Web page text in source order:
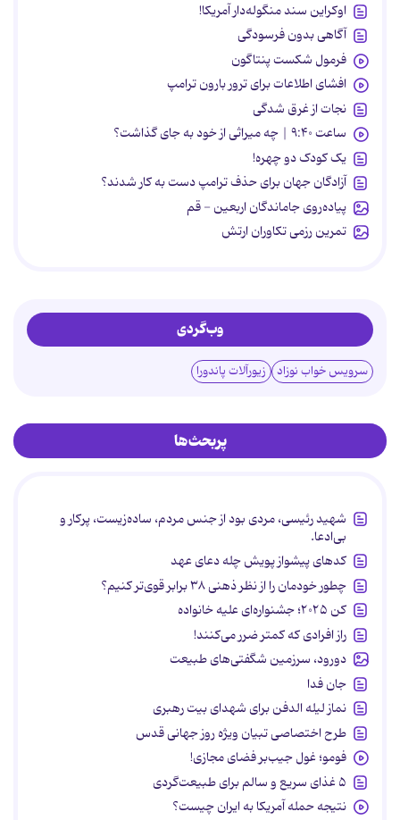
اوکراین سند منگوله‌دار آمریکا!
آگاهی بدون فرسودگی
فرمول شکست پنتاگون
افشای اطلاعات برای ترور بارون ترامپ
نجات از غرق شدگی
ساعت ۹:۴۰ | چه میراثی از خود به جای گذاشت؟
یک کودک دو چهره!
آزادگان جهان برای حذف ترامپ دست به کار شدند؟
پیاده‌روی جاماندگان اربعین - قم
تمرین رزمی تکاوران ارتش
وب‌گردی
سرویس خواب نوزاد زیورآلات پاندورا
پربحث‌ها
شهید رئیسی، مردی بود از جنس مردم، ساده‌زیست، پرکار و
بی‌ادعا.
کدهای پیشواز پویش چله دعای عهد
چطور خودمان را از نظر ذهنی ۳۸ برابر قوی‌تر کنیم؟
کن ۲۰۲۵؛ جشنواره‌ای علیه خانواده
راز افرادی که کمتر ضرر می‌کنند!
دورود، سرزمین شگفتی‌های طبیعت
جان فدا
نماز لیله الدفن برای شهدای بیت رهبری
طرح اختصاصی تبیان ویژه روز جهانی قدس
فومو؛ غول جیب‌بر فضای مجازی!
۵ غذای سریع و سالم برای طبیعت‌گردی
نتیجه حمله آمریکا به ایران چیست؟